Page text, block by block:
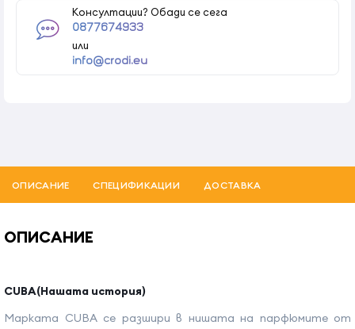
Консултации? Обади се сега
0877674933
или
info@crodi.eu
ОПИСАНИЕ СПЕЦИФИКАЦИИ ДОСТАВКА
ОПИСАНИЕ
CUBA(Нашата история)
Марката CUBA се разшири в нишата на парфюмите от